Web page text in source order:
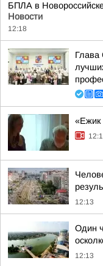
БПЛА в
Новости
12:18
Глава
«Ежик
12:13
Один
12:13